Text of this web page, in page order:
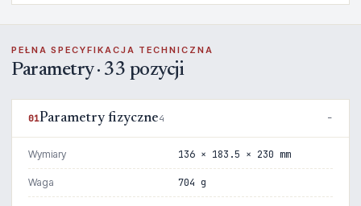
PEŁNA SPECYFIKACJA TECHNICZNA
Parametry · 33 pozycji
01Parametry fizyczne4
Wymiary 136 × 183.5 × 230 mm
Waga 704 g